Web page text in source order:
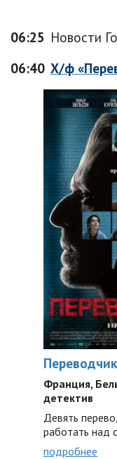
06:25 Новости
06:40 Х/ф
Франция,
детектив
Девять
работать над
подробнее